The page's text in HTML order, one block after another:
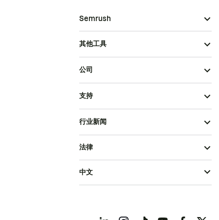
Semrush
其他工具
公司
支持
行业新闻
法律
中文